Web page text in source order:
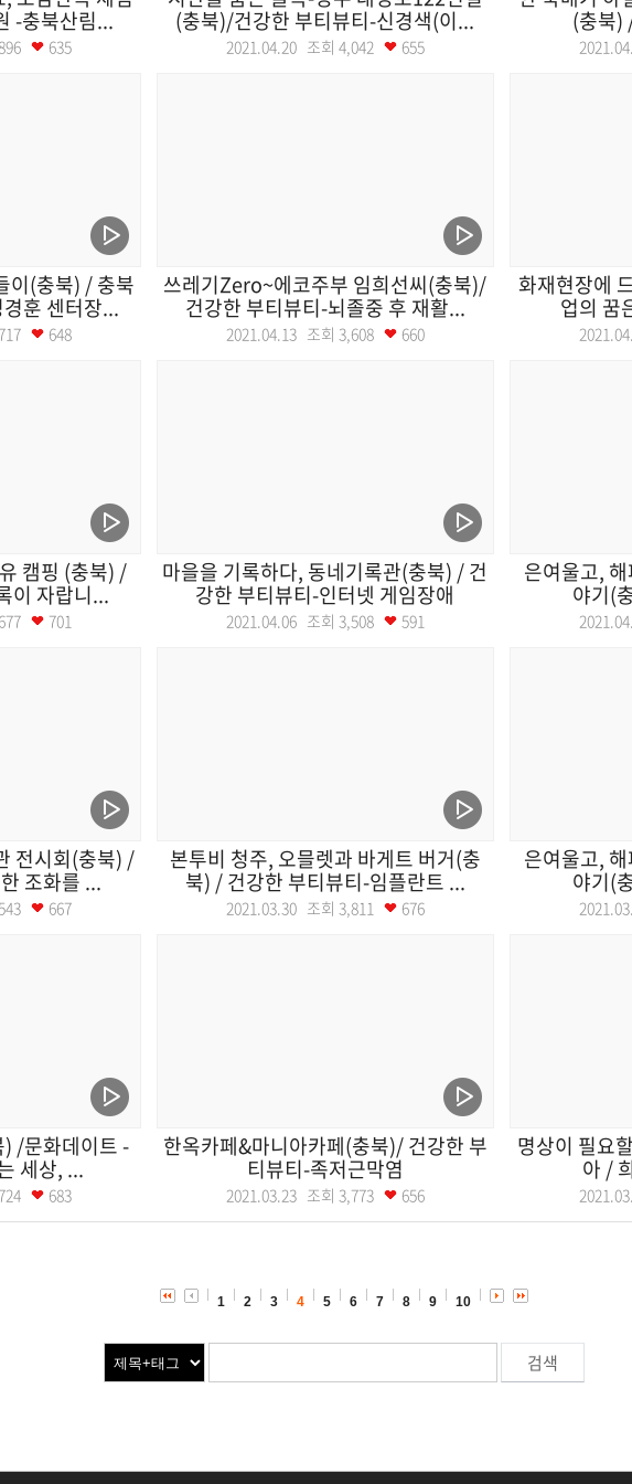
-충북산림...
635
(충북)/건강한 부티뷰티-신경색(이...
2021.04.20 조회 4,042 655
(충북)
이(충북) / 충북
훈 센터장...
648
쓰레기Zero~에코주부 임희선씨(충북)/
건강한 부티뷰티-뇌졸중 후 재활...
2021.04.13 조회 3,608 660
화재현장에
업의 꿈
캠핑 (충북) /
이 자랍니...
701
마을을 기록하다, 동네기록관(충북) / 건
강한 부티뷰티-인터넷 게임장애
2021.04.06 조회 3,508 591
은여울고,
야기(
전시회(충북) /
조화를 ...
667
본투비 청주, 오믈렛과 바게트 버거(충
북) / 건강한 부티뷰티-임플란트 ...
2021.03.30 조회 3,811 676
은여울고,
야기(
) /문화데이트 -
세상, ...
683
한옥카페&마니아카페(충북)/ 건강한 부
티뷰티-족저근막염
2021.03.23 조회 3,773 656
명상이 필요
아 /
1 2 3 4 5 6 7 8 9 10